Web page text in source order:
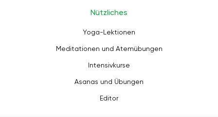
Nützliches
Yoga-Lektionen
Meditationen und Atemübungen
Intensivkurse
Asanas und Übungen
Editor